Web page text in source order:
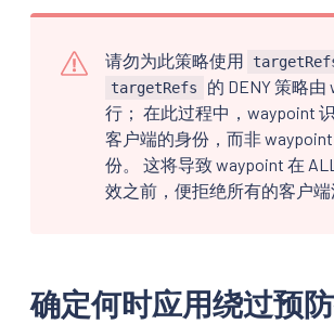
请勿为此策略使用
targetRefs
的 DENY 策略由
行； 在此过程中，waypoint
客户端的身份，而非
份。 这将导致 waypoint 在
效之前，便拒绝所有的客户端
确定何时应用绕过预